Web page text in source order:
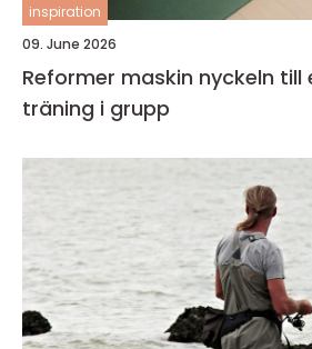
inspiration
09. June 2026
Reformer maskin nyckeln till effektiv, modern
träning i grupp